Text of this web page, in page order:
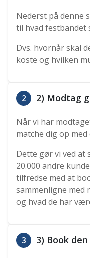
Nederst på denne
til hvad festbandet
Dvs. hvornår skal
koste og hvilken
2 2) Modtag
Når vi har
matche dig op
Dette gør vi ved at
20.000 andre
tilfredse med at
sammenligne med
og hvad de har
3 3) Book